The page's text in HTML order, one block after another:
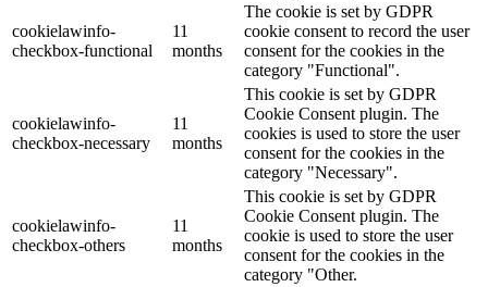
cookielawinfo-
checkbox-functional
11
months
The cookie is set by GDPR
cookie consent to record the user
consent for the cookies in the
category "Functional".
cookielawinfo-
checkbox-necessary
11
months
This cookie is set by GDPR
Cookie Consent plugin. The
cookies is used to store the user
consent for the cookies in the
category "Necessary".
cookielawinfo-
checkbox-others
11
months
This cookie is set by GDPR
Cookie Consent plugin. The
cookie is used to store the user
consent for the cookies in the
category "Other.